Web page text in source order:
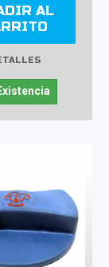
AL